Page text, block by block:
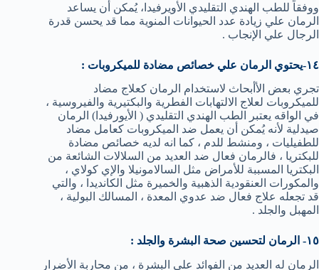
ووفقاً للطب الهندي التقليدي الأويرفيدا، يُمكن أن يساعد
الرمان علي زيادة عدد الحيوانات المنوية مما قد يحسن قدرة
الرجال علي الإنجاب .
١٤-يحتوي الرمان علي خصائص مضادة للميكروبات :
تجري بعض الأأبحاث لاستخدام الرمان كعلاج مضاد
للميكروبات لعلاج الالتهابات الفطرية والبكتيرية والفيروسية ،
في الواقه يعتبر الطب الهندي التقليدي ( الأيورفيدا) الرمان
صيدلية لأنه يُمكن أن يعمل ضد الميكروبات كعامل مضاد
للطفيليات ، ومنشط للدم ، كما انه لديه خصائص مضادة
للبكتريا ، فالرمان فعال ضد العديد من السلالات الشائعة من
البكتريا المسببة للأمراض مثل السالامونيلا والإي كولاي ،
والمكورات العنقودية الذهبية والخميرة مثل الكانديدا ، والتي
قد تجعله علاج فعال ضد عدوي المعدة ، المسالك البولية ،
المهبل والجلد .
١٥- الرمان لتحسين صحة البشرة والجلد :
الرمان له العديد من الفوائد علي البشرة ، من محاربة الأضرار